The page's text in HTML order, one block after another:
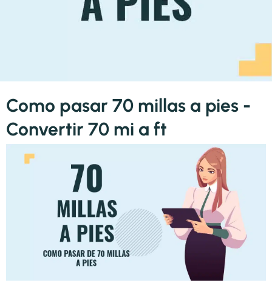
Como pasar 70 millas a pies -
Convertir 70 mi a ft